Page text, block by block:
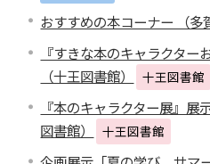
おすすめの本コーナー （多
『すきな本のキャラクタ
（十王図書館）
十王図書館
『本のキャラクター展』
図書館）
十王図書館